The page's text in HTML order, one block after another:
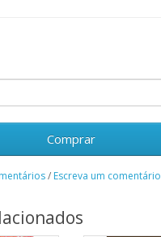
Comprar
/ Escreva um comentário